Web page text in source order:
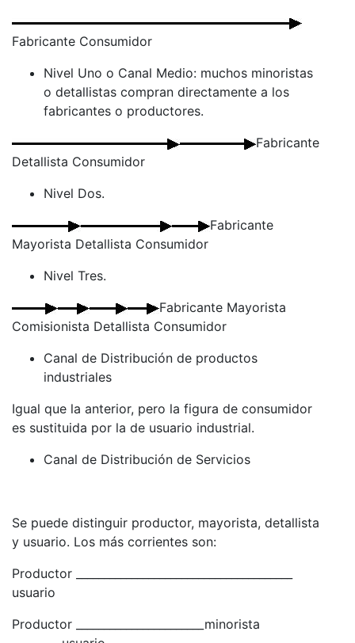
Fabricante Consumidor
Nivel Uno o Canal Medio: muchos minoristas
o detallistas compran directamente a los
fabricantes o productores.
Fabricante
Detallista Consumidor
Nivel Dos.
Fabricante
Mayorista Detallista Consumidor
Nivel Tres.
Fabricante Mayorista
Comisionista Detallista Consumidor
Canal de Distribución de productos
industriales
Igual que la anterior, pero la figura de consumidor
es sustituida por la de usuario industrial.
Canal de Distribución de Servicios
Se puede distinguir productor, mayorista, detallista
y usuario. Los más corrientes son:
Productor _______________________________________
usuario
Productor _______________________minorista